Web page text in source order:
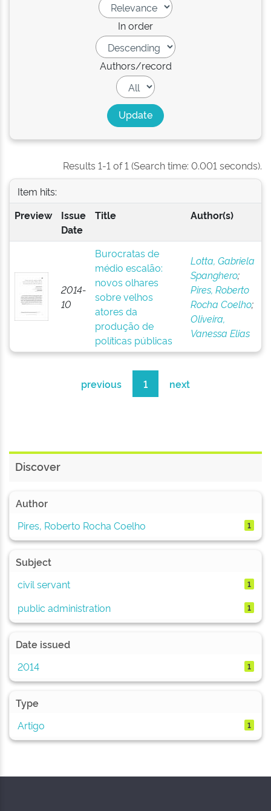
In order
Authors/record
Results 1-1 of 1 (Search time: 0.001 seconds).
Item hits:
Preview
Issue
Date
Title Author(s)
2014-
10
Burocratas de
médio escalão:
novos olhares
sobre velhos
atores da
produção de
políticas públicas
Lotta, Gabriela
Spanghero;
Pires, Roberto
Rocha Coelho;
Oliveira,
Vanessa Elias
previous 1 next
Discover
Author
Pires, Roberto Rocha Coelho
1
Subject
civil servant
1
public administration 1
Date issued
2014
1
Type
Artigo
1